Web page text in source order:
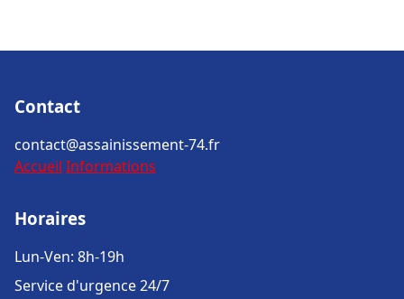
Contact
contact@assainissement-74.fr
Accueil Informations
Horaires
Lun-Ven: 8h-19h
Service d'urgence 24/7